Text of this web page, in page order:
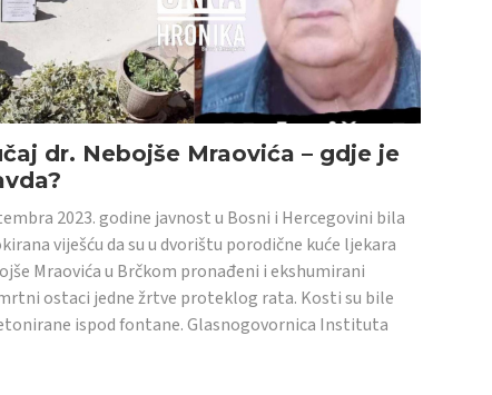
dr. Nebojše Mraovića – gdje je
2023. godine javnost u Bosni i Hercegovini bila
viješću da su u dvorištu porodične kuće ljekara
Mraovića u Brčkom pronađeni i ekshumirani
ostaci jedne žrtve proteklog rata. Kosti su bile
ispod fontane. Glasnogovornica Instituta